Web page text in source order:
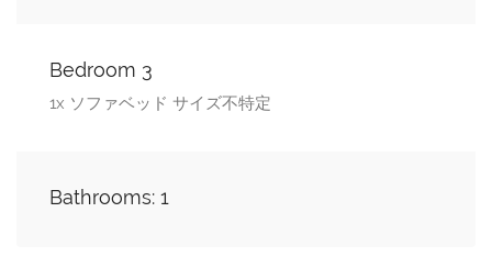
Bedroom 3
1x ソファベッド サイズ不特定
Bathrooms: 1